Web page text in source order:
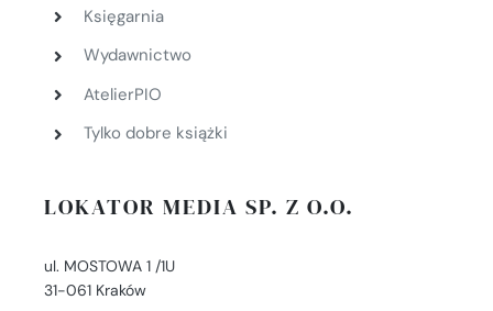
Księgarnia
Wydawnictwo
AtelierPIO
Tylko dobre książki
LOKATOR MEDIA SP. Z O.O.
ul. MOSTOWA 1 /1U
31-061 Kraków